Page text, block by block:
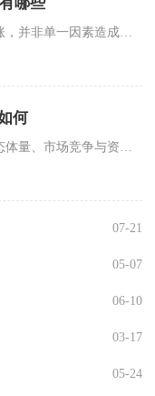
哪些
山寨币出现短期暴涨，并非单一因素造成，主要来自市场资金轮动、小市值低流动性特征、赛道叙事催
何
07-21
05-07
06-10
03-17
05-24